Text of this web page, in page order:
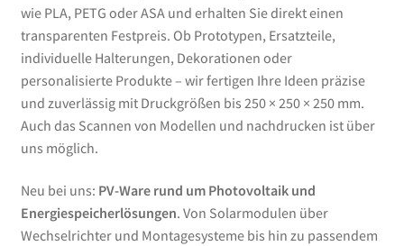
wie PLA, PETG oder ASA und erhalten Sie direkt einen
transparenten Festpreis. Ob Prototypen, Ersatzteile,
individuelle Halterungen, Dekorationen oder
personalisierte Produkte – wir fertigen Ihre Ideen präzise
und zuverlässig mit Druckgrößen bis 250 × 250 × 250 mm.
Auch das Scannen von Modellen und nachdrucken ist über
uns möglich.
Neu bei uns: PV-Ware rund um Photovoltaik und
Energiespeicherlösungen. Von Solarmodulen über
Wechselrichter und Montagesysteme bis hin zu passendem